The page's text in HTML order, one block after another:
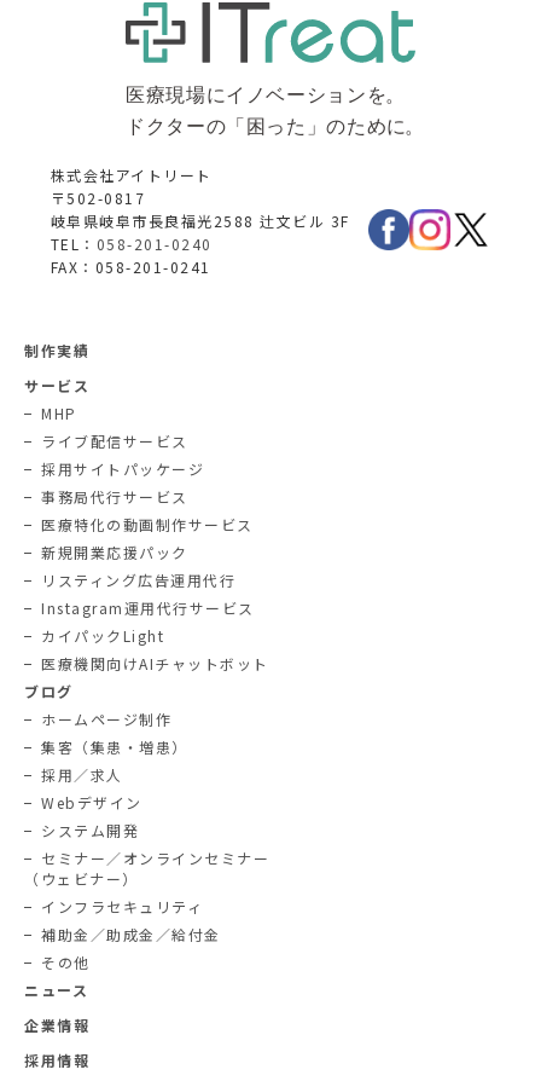
株式会社アイトリート
〒502-0817
岐阜県岐阜市長良福光2588 辻文ビル 3F
TEL： 058-201-0240
FAX：058-201-0241
制作実績
サービス
MHP
ライブ配信サービス
採用サイトパッケージ
事務局代行サービス
医療特化の動画制作サービス
新規開業応援パック
リスティング広告運用代行
Instagram運用代行サービス
カイパックLight
医療機関向けAIチャットボット
ブログ
ホームページ制作
集客（集患・増患）
採用／求人
Webデザイン
システム開発
セミナー／オンラインセミナー
（ウェビナー）
インフラセキュリティ
補助金／助成金／給付金
その他
ニュース
企業情報
採用情報